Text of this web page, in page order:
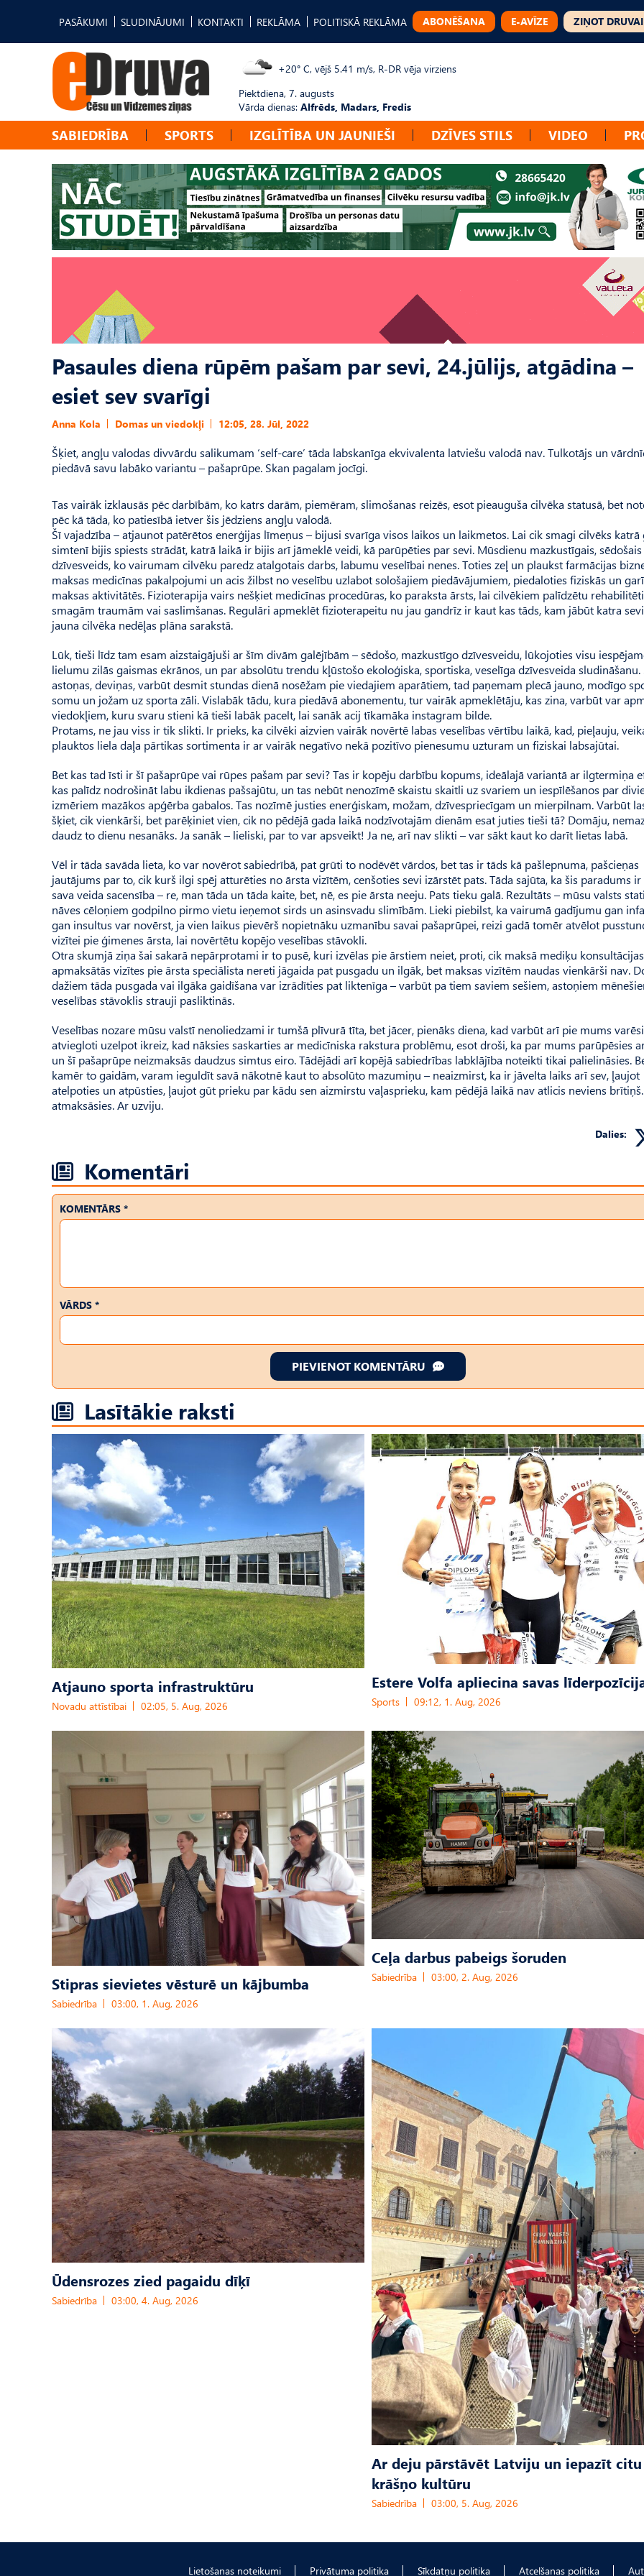
PASĀKUMI SLUDINĀJUMI KONTAKTI REKLĀMA POLITISKĀ REKLĀMA ABONĒŠANA E-AVĪZE ZIŅOT DRUVAI
+20° C, vējš 5.41 m/s, R-DR vēja virziens
Piektdiena, 7. augusts
Vārda dienas: Alfrēds, Madars, Fredis
SABIEDRĪBA SPORTS IZGLĪTĪBA UN JAUNIEŠI DZĪVES STILS VIDEO
Pasaules diena rūpēm pašam par sevi, 24.jūlijs, atgādina –
esiet sev svarīgi
Anna Kola Domas un viedokļi 12:05, 28. Jūl, 2022
Šķiet, angļu valodas divvārdu salikumam ‘self-care’ tāda labskanīga ekvivalenta latviešu valodā nav. Tulkotājs un
piedāvā savu labāko variantu – pašaprūpe. Skan pagalam jocīgi.
Tas vairāk izklausās pēc darbībām, ko katrs darām, piemēram, slimošanas reizēs, esot pieauguša cilvēka statusā, bet
pēc kā tāda, ko patiesībā ietver šis jēdziens angļu valodā.
Šī vajadzība – atjaunot patērētos enerģijas līmeņus – bijusi svarīga visos laikos un laikmetos. Lai cik smagi cilvēks katrā
simtenī bijis spiests strādāt, katrā laikā ir bijis arī jāmeklē veidi, kā parūpēties par sevi. Mūsdienu mazkustīgais, sēdošais
dzīvesveids, ko vairumam cilvēku paredz atalgotais darbs, labumu veselībai nenes. Toties zeļ un plaukst farmācijas
maksas medicīnas pakalpojumi un acis žilbst no veselību uzlabot sološajiem piedāvājumiem, piedaloties fiziskās un
maksas aktivitātēs. Fizio­terapija vairs nešķiet medicīnas procedūras, ko paraksta ārsts, lai cilvēkiem palīdzētu
smagām traumām vai saslimšanas. Regulāri apmeklēt fizioterapeitu nu jau gandrīz ir kaut kas tāds, kam jābūt katra
jauna cilvēka nedēļas plāna sarakstā.
Lūk, tieši līdz tam esam aizstaigājuši ar šīm divām galējībām – sēdošo, mazkustīgo dzīvesveidu, lūkojoties visu
lielumu zilās gaismas ekrānos, un par absolūtu trendu kļūstošo ekoloģiska, sportiska, veselīga dzī­ves­veida sludināšanu.
astoņas, deviņas, varbūt desmit stundas dienā nosēžam pie viedajiem aparātiem, tad paņemam plecā jauno, modīgo
somu un jožam uz sporta zāli. Vislabāk tādu, kura piedāvā abonementu, tur vairāk apmeklētāju, kas zina, varbūt var
viedokļiem, kuru svaru stieni kā tieši labāk pacelt, lai sanāk acij tīkamāka instagram bilde.
Protams, ne jau viss ir tik slikti. Ir prieks, ka cilvēki aizvien vairāk novērtē labas veselības vērtību laikā, kad, pieļauju,
plauktos liela daļa pārtikas sortimenta ir ar vairāk negatīvo nekā pozitīvo pienesumu uzturam un fiziskai labsajūtai.
Bet kas tad īsti ir šī pašaprūpe vai rūpes pašam par sevi? Tas ir kopēju darbību kopums, ideālajā variantā ar ilgtermiņa
kas palīdz nodrošināt labu ikdienas pašsajūtu, un tas nebūt nenozīmē skaistu skaitli uz svariem un iespīlēšanos par
izmēriem mazākos apģērba gabalos. Tas nozīmē justies enerģiskam, možam, dzīvespriecīgam un mierpilnam. Varbūt
šķiet, cik vienkārši, bet parēķiniet vien, cik no pēdējā gada laikā nodzīvotajām dienām esat juties tieši tā? Domāju,
daudz to dienu nesanāks. Ja sanāk – lieliski, par to var apsveikt! Ja ne, arī nav slikti – var sākt kaut ko darīt lietas labā.
Vēl ir tāda savāda lieta, ko var novērot sabiedrībā, pat grūti to nodēvēt vārdos, bet tas ir tāds kā pašlepnuma, pašcieņas
jautājums par to, cik kurš ilgi spēj atturēties no ārsta vizītēm, cenšoties sevi izārstēt pats. Tāda sajūta, ka šis paradums
sava veida sacensība – re, man tāda un tāda kaite, bet, nē, es pie ārsta neeju. Pats tieku galā. Rezultāts – mūsu valsts
nāves cēloņiem godpilno pirmo vietu ieņemot sirds un asinsvadu slimībām. Lieki piebilst, ka vairumā gadījumu gan
gan insultus var novērst, ja vien laikus pievērš nopietnāku uzmanību savai pašaprūpei, reizi gadā tomēr atvēlot
vizītei pie ģimenes ārsta, lai novērtētu kopējo veselības stāvokli.
Otra skumjā ziņa šai sakarā nepārprotami ir to pusē, kuri izvēlas pie ārstiem neiet, proti, cik maksā mediķu
apmaksātās vizītes pie ārsta speciālista nereti jāgaida pat pusgadu un ilgāk, bet maksas vizītēm naudas vienkārši nav.
dažiem tāda pusgada vai ilgāka gaidīšana var izrādīties pat liktenīga – varbūt pa tiem saviem sešiem, astoņiem
veselības stāvoklis strauji pasliktinās.
Veselības nozare mūsu valstī nenoliedzami ir tumšā plīvurā tīta, bet jācer, pienāks diena, kad varbūt arī pie mums
atviegloti uzelpot ikreiz, kad nāksies saskarties ar medicīniska rakstura problēmu, esot droši, ka par mums parūpēsies
un šī pašaprūpe neizmaksās daudzus simtus eiro. Tādējādi arī kopējā sabiedrības labklājība noteikti tikai palielināsies.
kamēr to gaidām, varam ieguldīt savā nākotnē kaut to absolūto mazumiņu – neaizmirst, ka ir jāvelta laiks arī sev, ļaujot
atelpoties un atpūsties, ļaujot gūt prieku par kādu sen aizmirstu vaļasprieku, kam pēdējā laikā nav atlicis neviens brītiņš.
atmaksāsies. Ar uzviju.
Dalies:
Komentāri
KOMENTĀRS *
VĀRDS *
PIEVIENOT KOMENTĀRU
Lasītākie raksti
Atjauno sporta infrastruktūru
Novadu attīstībai 02:05, 5. Aug, 2026
Estere Volfa apliecina savas
Sports 09:12, 1. Aug, 2026
Stipras sievietes vēsturē un kājbumba
Sabiedrība 03:00, 1. Aug, 2026
Ceļa darbus pabeigs šoruden
Sabiedrība 03:00, 2. Aug, 2026
Ūdensrozes zied pagaidu dīķī
Sabiedrība 03:00, 4. Aug, 2026
Ar deju pārstāvēt Latviju un iepazīt
krāšņo kultūru
Sabiedrība 03:00, 5. Aug, 2026
Lietošanas noteikumi Privātuma politika Sīkdatņu politika Atcelšanas politika